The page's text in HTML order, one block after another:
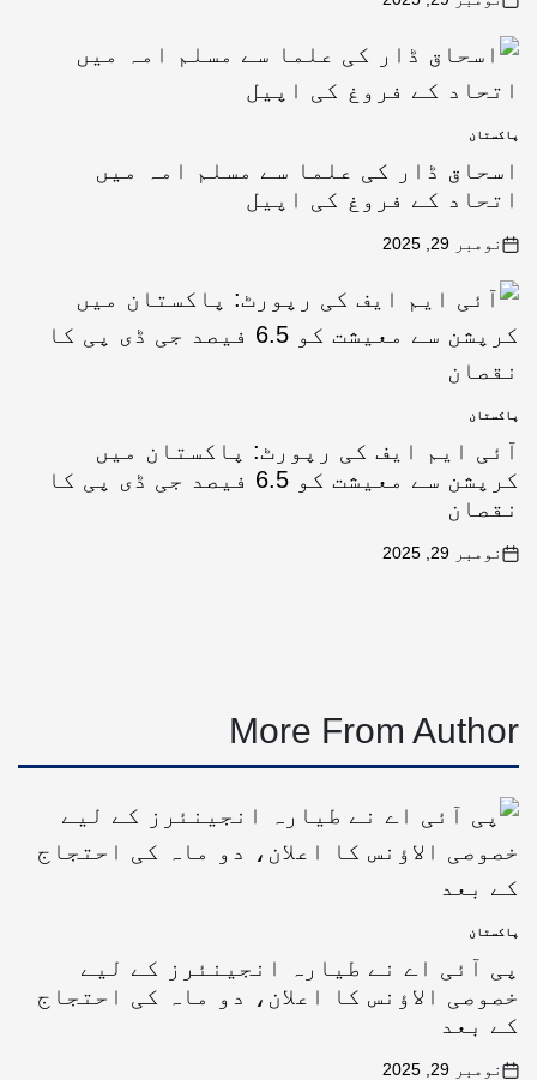
پاکستان
اسحاق ڈار کی علما سے مسلم امہ میں
اتحاد کے فروغ کی اپیل
نومبر 29, 2025
پاکستان
آئی ایم ایف کی رپورٹ: پاکستان میں
کرپشن سے معیشت کو 6.5 فیصد جی ڈی پی کا
نقصان
نومبر 29, 2025
More From Author
پاکستان
پی آئی اے نے طیارہ انجینئرز کے لیے
خصوصی الاؤنس کا اعلان، دو ماہ کی احتجاج
کے بعد
نومبر 29, 2025